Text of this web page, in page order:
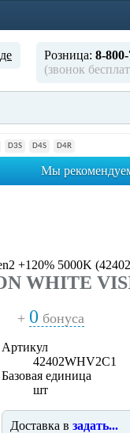
Розница: 8-
(звонок
D3S D4S D4R
Мы
+120% 5000K
WHITE
+ 0 бонуса
Артикул
42402WHV2C1
Базовая единица
шт
Доставка в задать...